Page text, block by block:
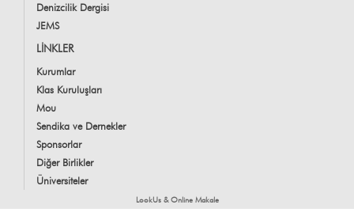
Denizcilik Dergisi
JEMS
LİNKLER
Kurumlar
Klas Kuruluşları
Mou
Sendika ve Dernekler
Sponsorlar
Diğer Birlikler
Üniversiteler
LookUs&Online Makale